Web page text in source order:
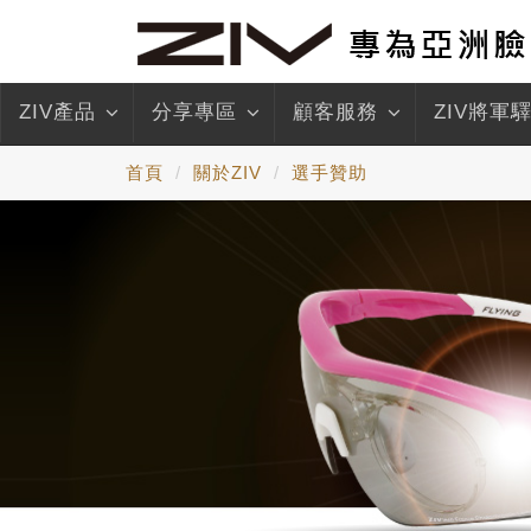
ZIV產品 分享專區 顧客服務 ZIV將軍
首頁 關於ZIV 選手贊助